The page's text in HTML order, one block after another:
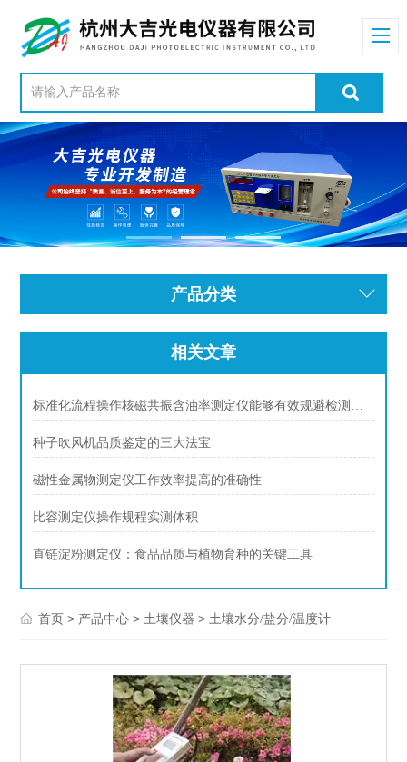
产品分类
相关文章
标准化流程操作核磁共振含油率测定仪能够有效规避检测误差
种子吹风机品质鉴定的三大法宝
磁性金属物测定仪工作效率提高的准确性
比容测定仪操作规程实测体积
直链淀粉测定仪：食品品质与植物育种的关键工具
首页 > 产品中心 > 土壤仪器 > 土壤水分/盐分/温度计